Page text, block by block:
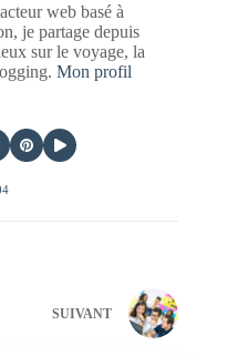
web basé à
je partage depuis
sur le voyage, la
Mon profil
SUIVANT